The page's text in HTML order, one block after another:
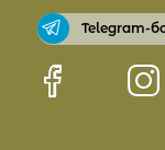
Telegram-